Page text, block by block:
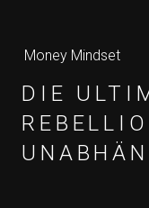
Money Mindset
DIE